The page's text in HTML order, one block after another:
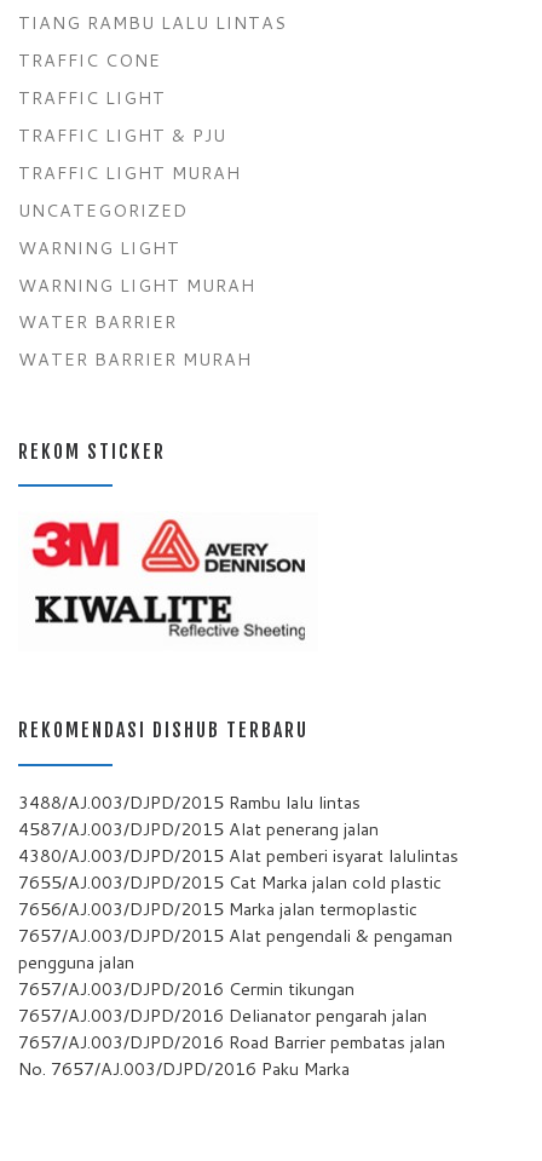
TIANG RAMBU LALU LINTAS
TRAFFIC CONE
TRAFFIC LIGHT
TRAFFIC LIGHT & PJU
TRAFFIC LIGHT MURAH
UNCATEGORIZED
WARNING LIGHT
WARNING LIGHT MURAH
WATER BARRIER
WATER BARRIER MURAH
REKOM STICKER
REKOMENDASI DISHUB TERBARU
3488/AJ.003/DJPD/2015 Rambu lalu lintas
4587/AJ.003/DJPD/2015 Alat penerang jalan
4380/AJ.003/DJPD/2015 Alat pemberi isyarat lalulintas
7655/AJ.003/DJPD/2015 Cat Marka jalan cold plastic
7656/AJ.003/DJPD/2015 Marka jalan termoplastic
7657/AJ.003/DJPD/2015 Alat pengendali & pengaman
pengguna jalan
7657/AJ.003/DJPD/2016 Cermin tikungan
7657/AJ.003/DJPD/2016 Delianator pengarah jalan
7657/AJ.003/DJPD/2016 Road Barrier pembatas jalan
No. 7657/AJ.003/DJPD/2016 Paku Marka